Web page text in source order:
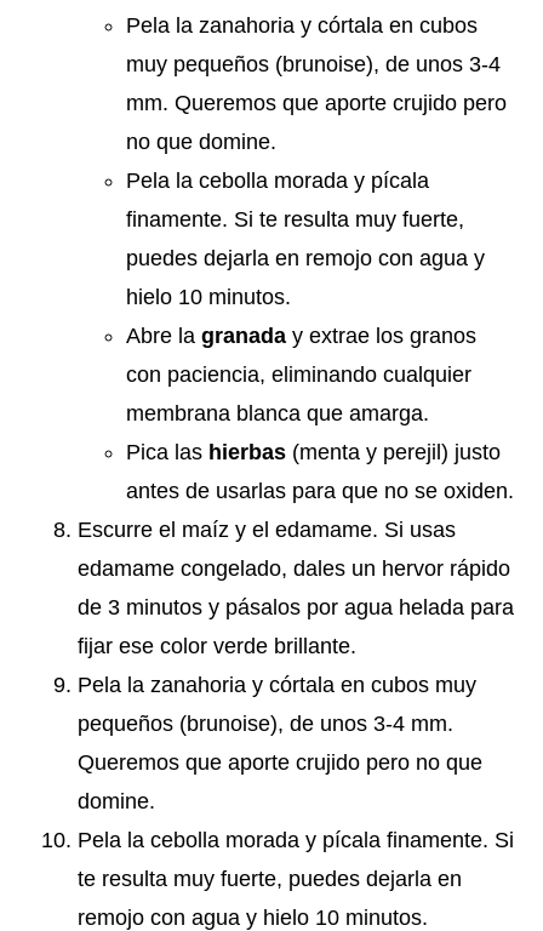
Pela la zanahoria y córtala en cubos
muy pequeños (brunoise), de unos 3-4
mm. Queremos que aporte crujido pero
no que domine.
Pela la cebolla morada y pícala
finamente. Si te resulta muy fuerte,
puedes dejarla en remojo con agua y
hielo 10 minutos.
Abre la granada y extrae los granos
con paciencia, eliminando cualquier
membrana blanca que amarga.
Pica las hierbas (menta y perejil) justo
antes de usarlas para que no se oxiden.
Escurre el maíz y el edamame. Si usas
edamame congelado, dales un hervor rápido
de 3 minutos y pásalos por agua helada para
fijar ese color verde brillante.
Pela la zanahoria y córtala en cubos muy
pequeños (brunoise), de unos 3-4 mm.
Queremos que aporte crujido pero no que
domine.
Pela la cebolla morada y pícala finamente. Si
te resulta muy fuerte, puedes dejarla en
remojo con agua y hielo 10 minutos.